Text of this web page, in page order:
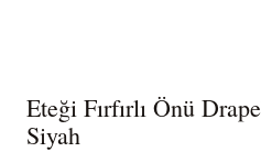
Eteği Fırfırlı Önü
Siyah